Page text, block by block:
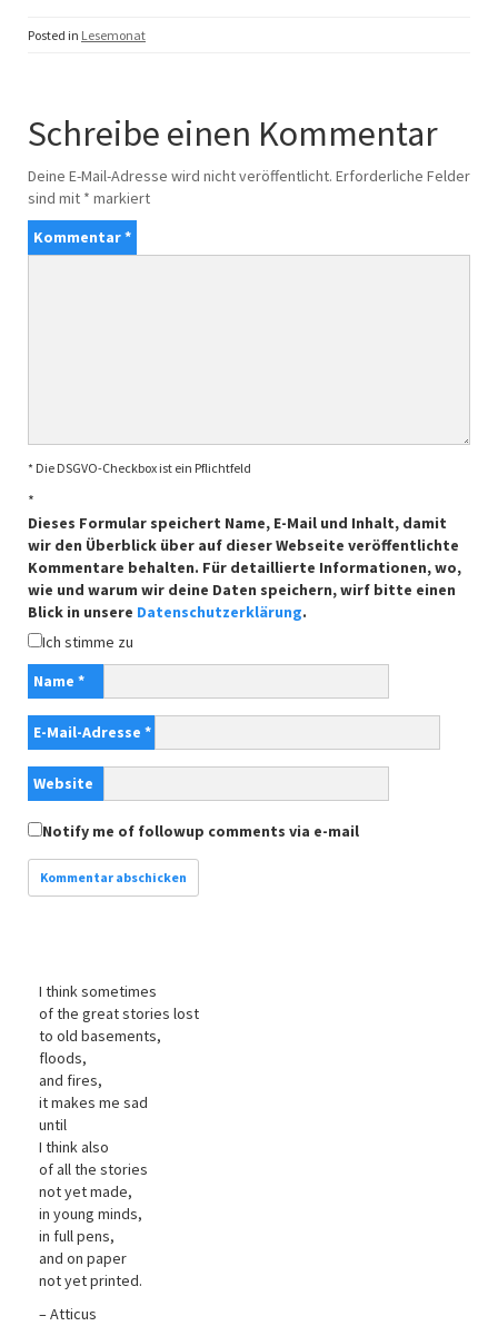
Posted in Lesemonat
Schreibe einen Kommentar
Deine E-Mail-Adresse wird nicht veröffentlicht. Erforderliche Felder
sind mit * markiert
Kommentar*
* Die DSGVO-Checkbox ist ein Pflichtfeld
*
Dieses Formular speichert Name, E-Mail und Inhalt, damit
wir den Überblick über auf dieser Webseite veröffentlichte
Kommentare behalten. Für detaillierte Informationen, wo,
wie und warum wir deine Daten speichern, wirf bitte einen
Blick in unsere Datenschutzerklärung.
Ich stimme zu
Name *
E-Mail-Adresse *
Website
Notify me of followup comments via e-mail
I think sometimes
of the great stories lost
to old basements,
floods,
and fires,
it makes me sad
until
I think also
of all the stories
not yet made,
in young minds,
in full pens,
and on paper
not yet printed.
– Atticus